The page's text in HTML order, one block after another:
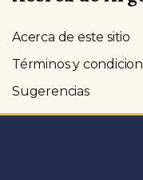
Acerca de este sitio
Términos y
Sugerencias